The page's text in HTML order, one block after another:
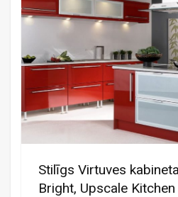
Stilīgs Virtuves
Bright, Upscale Kitchen